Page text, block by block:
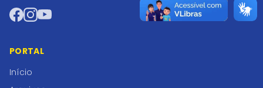
Facebook
Instagram
YouTube
PORTAL
Início